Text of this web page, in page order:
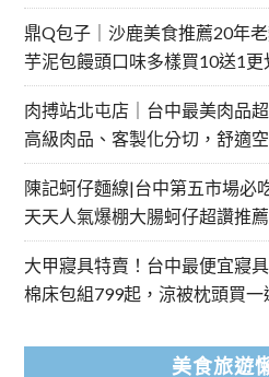
鼎Q包子｜沙鹿美食推薦20年
芋泥包饅頭口味多樣買10送1更
肉搏站北屯店｜台中最美肉品
高級肉品、客製化分切，舒適
陳記蚵仔麵線|台中第五市場必
天天人氣爆棚大腸蚵仔超讚推
大甲寢具特賣！台中最便宜寢
棉床包組799起，涼被枕頭買
美食旅遊